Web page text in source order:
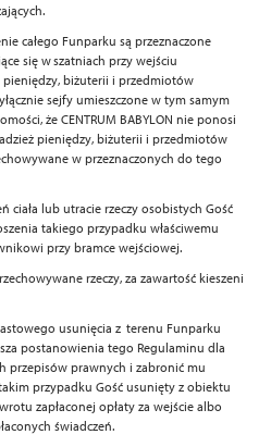
całego Funparku są przeznaczone
się w szatniach przy wejściu
biżuterii i przedmiotów
sejfy umieszczone w tym samym
że CENTRUM BABYLON nie ponosi
pieniędzy, biżuterii i przedmiotów
w przeznaczonych do tego
ciała lub utracie rzeczy osobistych Gość
takiego przypadku właściwemu
przy bramce wejściowej.
rzeczy, za zawartość kieszeni
usunięcia z terenu Funparku
postanowienia tego Regulaminu dla
przepisów prawnych i zabronić mu
przypadku Gość usunięty z obiektu
zapłaconej opłaty za wejście albo
świadczeń.